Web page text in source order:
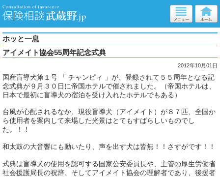
ホッと一息
アイメイト協会55周年記念式典
2012年10月01日
国産盲導犬第１号 「 チャンピィ 」が、登録されて５５周年となる記
念式典が９月３０日に帝国ホテルで催されました。（帝国ホテルは、
日本で最初に盲導犬の宿泊を受け入れたホテルでもある）
台風が心配されるなか、現役盲導犬（アイメイト）が８７匹、全国か
ら使用者を案内して来場した光景はとてもすばらしいものでし
た。！！
和太鼓の大音響にも動いたり、声を出す犬は皆無！！さすがです！！
式典は盲導犬の使用を認可する国家公安委員長や、主管の厚生労働省
社会援護局長の祝辞、そしてアイメイト協会の理解者であり、後援者